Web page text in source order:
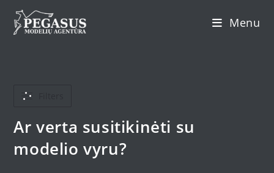
content
Menu
Ar verta susitikinėti su
modelio vyru?